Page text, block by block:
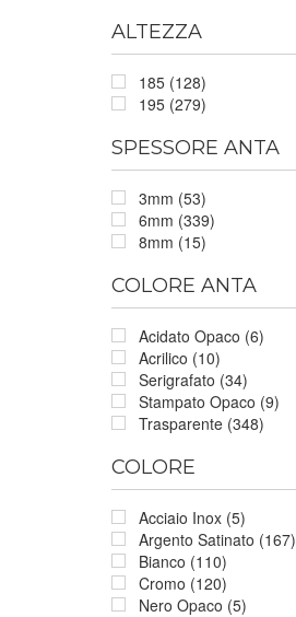
ALTEZZA
185 (128)
195 (279)
SPESSORE ANTA
3mm (53)
6mm (339)
8mm (15)
COLORE ANTA
Acidato Opaco (6)
Acrilico (10)
Serigrafato (34)
Stampato Opaco (9)
Trasparente (348)
COLORE
Acciaio Inox (5)
Argento Satinato (167)
Bianco (110)
Cromo (120)
Nero Opaco (5)